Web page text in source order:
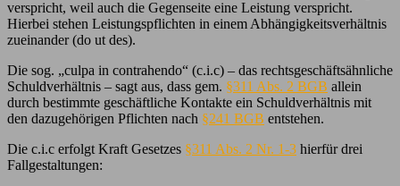
verspricht, weil auch die Gegenseite eine Leistung verspricht.
Hierbei stehen Leistungspflichten in einem Abhängigkeitsverhältnis
zueinander (do ut des).
Die sog. „culpa in contrahendo“ (c.i.c) – das rechtsgeschäftsähnliche
Schuldverhältnis – sagt aus, dass gem. §311 Abs. 2 BGB allein
durch bestimmte geschäftliche Kontakte ein Schuldverhältnis mit
den dazugehörigen Pflichten nach §241 BGB entstehen.
Die c.i.c erfolgt Kraft Gesetzes §311 Abs. 2 Nr. 1-3 hierfür drei
Fallgestaltungen: